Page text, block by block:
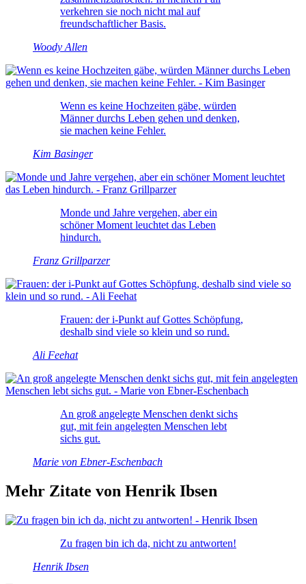
verkehren sie noch nicht mal auf
freundschaftlicher Basis.
Woody Allen
Wenn es keine Hochzeiten gäbe, würden
Männer durchs Leben gehen und denken,
sie machen keine Fehler.
Kim Basinger
Monde und Jahre vergehen, aber ein
schöner Moment leuchtet das Leben
hindurch.
Franz Grillparzer
Frauen: der i-Punkt auf Gottes Schöpfung,
deshalb sind viele so klein und so rund.
Ali Feehat
An groß angelegte Menschen denkt sichs
gut, mit fein angelegten Menschen lebt
sichs gut.
Marie von Ebner-Eschenbach
Mehr Zitate von Henrik Ibsen
Zu fragen bin ich da, nicht zu antworten!
Henrik Ibsen